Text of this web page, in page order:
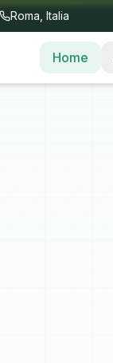
Roma, Italia
Home